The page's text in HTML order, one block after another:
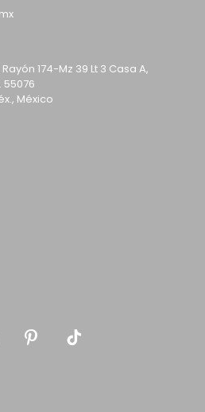
174-Mz 39 Lt 3 Casa A,
55076
México